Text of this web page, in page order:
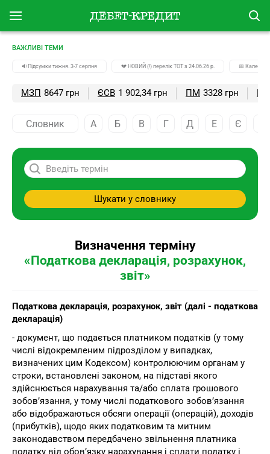
ВАЖЛИВІ ТЕМИ
🔉Підсумки тижня. 3-7 серпня 💔 НОВИЙ (!) перелік ТОТ з 24.06.26 р. 📅
МЗП 8647 грн ЄСВ 1 902,34 грн ПМ 3328 грн
Словник А Б В Г Д Е Є
Шукати у словнику
Визначення терміну
«Податкова декларація, розрахунок,
звіт»
Податкова декларація, розрахунок, звіт (далі - податкова
декларація)
- документ, що подається платником податків (у тому
числі відокремленим підрозділом у випадках,
визначених цим Кодексом) контролюючим органам у
строки, встановлені законом, на підставі якого
здійснюється нарахування та/або сплата грошового
зобов’язання, у тому числі податкового зобов’язання
або відображаються обсяги операції (операцій), доходів
(прибутків), щодо яких податковим та митним
законодавством передбачено звільнення платника
податку від обов’язку нарахування і сплати податку і